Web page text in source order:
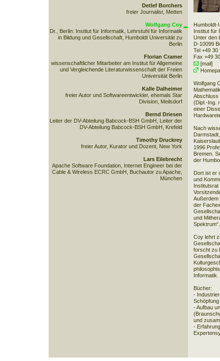
Humboldt-
Institut für
Unter den
D-10099
Tel +49 30
Fax +49
[mail]
Wolfgang
Abschluss
(Dipl.-Ing.
einer
Nach
1996
Bremen.
der
Dort ist er
und
Institutsrat
Außerdem
der
und
Spektrum“.
Coy lehrt
forscht zu
Informatik.
Bücher:
-
- Aufbau
und
-
Detlef Borchers
freier Journalist, Metten
Wolfgang Coy
Dr., Berlin: Institut für Informatik, Lehrstuhl für Informatik
in Bildung und Gesellschaft, Humboldt Universität zu
Berlin
Florian Cramer
wissenschaftlicher Mitarbeiter am Institut für Allgemeine
und Vergleichende Literaturwissenschaft der Freien
Universität Berlin
Kalle Dalheimer
freier Autor und Softwareentwickler, ehemals Star
Division, Meilsdorf
Bernd Driesen
Leiter der DV-Abteilung Babcock-BSH GmbH, Leiter der
DV-Abteilung Babcock-BSH GmbH, Krefeld
Timothy Druckrey
freier Autor, Kurator und Dozent, New York
Lars Eilebrecht
Apache Software Foundation, Internet Engineer bei der
Cable & Wireless ECRC GmbH, Buchautor zu Apache,
München